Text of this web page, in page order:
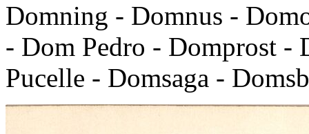
Domning - Domnus -
- Dom Pedro - Domprost -
Pucelle - Domsaga -